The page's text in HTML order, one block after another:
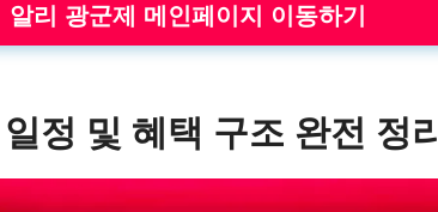
알리 광군제 메인페이지 이동하기
정 및 혜택 구조 완전 정리